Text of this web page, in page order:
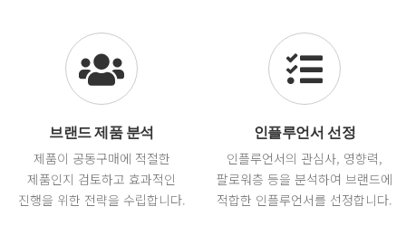
브랜드 제품 분석
제품이 공동구매에 적절한
제품인지 검토하고 효과적인
진행을 위한 전략을 수립합니다.
인플루언서 선정
인플루언서의 관심사, 영향력,
팔로워층 등을 분석하여 브랜드에
적합한 인플루언서를 선정합니다.